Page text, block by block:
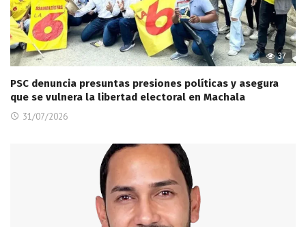
37
PSC denuncia presuntas presiones políticas y asegura
que se vulnera la libertad electoral en Machala
31/07/2026